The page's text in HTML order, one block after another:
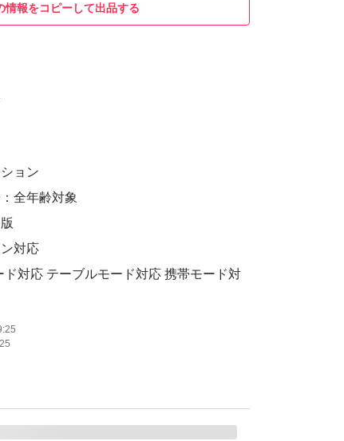
情報をコピーして出品する
ョン
全年齢対象
対応
対応 テーブルモード対応 携帯モード対
1 人